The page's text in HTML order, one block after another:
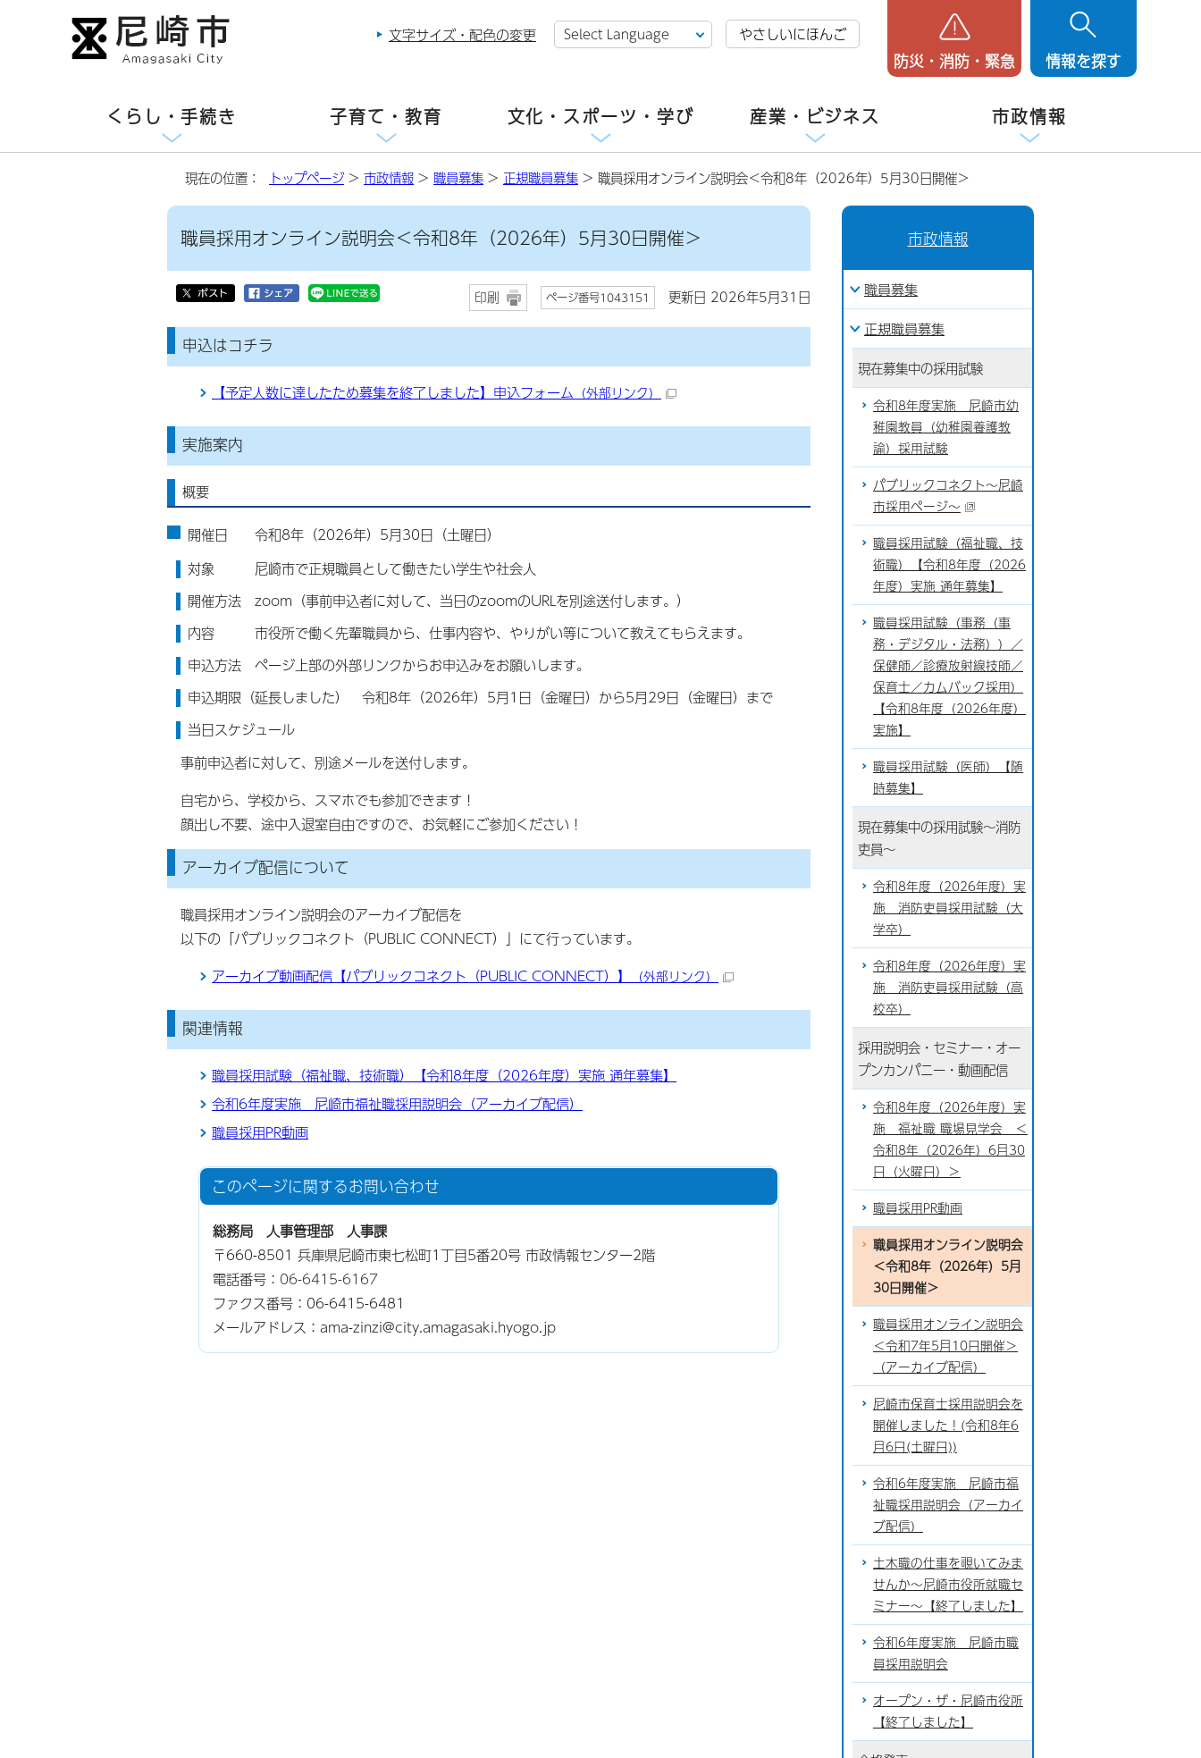
文字サイズ・配色の変更 やさしいにほんご
防災・消防・緊急 情報を探す
くらし・手続き 子育て・教育 文化・スポーツ・学び 産業・ビジネス 市政情報
現在の位置： トップページ> 市政情報 > 職員募集 > 正規職員募集 > 職員採用オンライン説明会＜令和8年（2026年）5月30日開催＞
職員採用オンライン説明会＜令和8年（2026年）5月30日開催＞
印刷 ページ番号1043151 更新日 2026年5月31日
申込はコチラ
【予定人数に達したため募集を終了しました】申込フォーム （外部リンク）
実施案内
概要
開催日 令和8年（2026年）5月30日（土曜日）
対象 尼崎市で正規職員として働きたい学生や社会人
開催方法 zoom（事前申込者に対して、当日のzoomのURLを別途送付します。）
内容 市役所で働く先輩職員から、仕事内容や、やりがい等について教えてもらえます。
申込方法 ページ上部の外部リンクからお申込みをお願いします。
申込期限（延長しました） 令和8年（2026年）5月1日（金曜日）から5月29日（金曜日）まで
当日スケジュール
事前申込者に対して、別途メールを送付します。
自宅から、学校から、スマホでも参加できます！
顔出し不要、途中入退室自由ですので、お気軽にご参加ください！
アーカイブ配信について
職員採用オンライン説明会のアーカイブ配信を
以下の「パブリックコネクト（PUBLIC CONNECT）」にて行っています。
アーカイブ動画配信【パブリックコネクト（PUBLIC CONNECT）】
（外部リンク）
関連情報
職員採用試験（福祉職、技術職）【令和8年度（2026年度）実施 通年募集】
令和6年度実施 尼崎市福祉職採用説明会（アーカイブ配信）
職員採用PR動画
このページに関するお問い合わせ
総務局 人事管理部 人事課
〒660-8501 兵庫県尼崎市東七松町1丁目5番20号 市政情報センター2階
電話番号： 06-6415-6167
ファクス番号：06-6415-6481
メールアドレス：ama-zinzi@city.amagasaki.hyogo.jp
市政情報
職員募集
正規職員募集
現在募集中の採用試験
令和8年度実施 尼崎市幼
稚園教員（幼稚園養護教
諭）採用試験
パブリックコネクト～尼崎
市採用ページ～
職員採用試験（福祉職、技
術職）【令和8年度（2026
年度）実施 通年募集】
職員採用試験（事務（事
務・デジタル・法務））／
保健師／診療放射線技師／
保育士／カムバック採用）
【令和8年度（2026年度）
実施】
職員採用試験（医師）【随
時募集】
現在募集中の採用試験～消防
吏員～
令和8年度（2026年度）実
施 消防吏員採用試験（大
学卒）
令和8年度（2026年度）実
施 消防吏員採用試験（高
校卒）
採用説明会・セミナー・オー
プンカンパニー・動画配信
令和8年度（2026年度）実
施 福祉職 職場見学会 ＜
令和8年（2026年）6月30
日（火曜日）＞
職員採用PR動画
職員採用オンライン説明会
＜令和8年（2026年）5月
30日開催＞
職員採用オンライン説明会
＜令和7年5月10日開催＞
（アーカイブ配信）
尼崎市保育士採用説明会を
開催しました！(令和8年6
月6日(土曜日))
令和6年度実施 尼崎市福
祉職採用説明会（アーカイ
ブ配信）
土木職の仕事を覗いてみま
せんか～尼崎市役所就職セ
ミナー～【終了しました】
令和6年度実施 尼崎市職
員採用説明会
オープン・ザ・尼崎市役所
【終了しました】